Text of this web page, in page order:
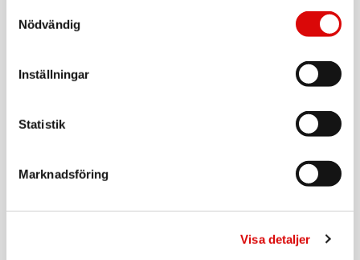
Nödvändig
Inställningar
Statistik
Marknadsföring
Visa detaljer
Rek: 129,00 kr
Reseadapter Europa till Danmark Jordad
Rek: 129,00 kr